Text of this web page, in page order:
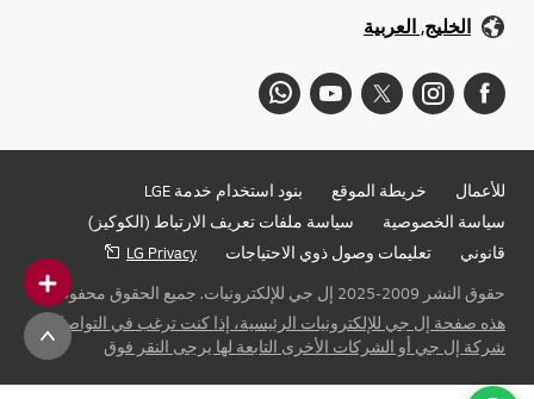
الخليج, العربية
للأعمال خريطة الموقع
بنود استخدام خدمة LGE
سياسة الخصوصية
سياسة ملفات تعريف الارتباط (الكوكيز)
قانوني
تعليمات وصول ذوي الاحتياجات
LG Privacy
حقوق النشر 2009-2025 إل جي للإلكترونيات. جميع الحقوق محفوظة
هذه صفحة إل جي للإلكترونيات الرئيسية، إذا كنت ترغب في التواصل مع
شركة إل جي أو الشركات الأخرى التابعة لها يرجى النقر فوق